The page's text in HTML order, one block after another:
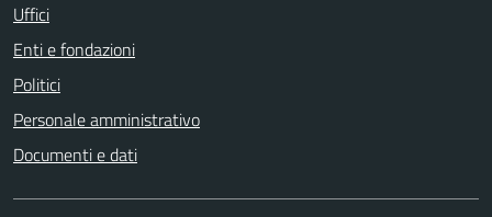
Uffici
Enti e fondazioni
Politici
Personale amministrativo
Documenti e dati